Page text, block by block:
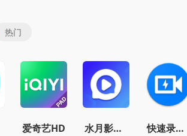
热门
爱奇艺HD 水月影评软件 快速录像机